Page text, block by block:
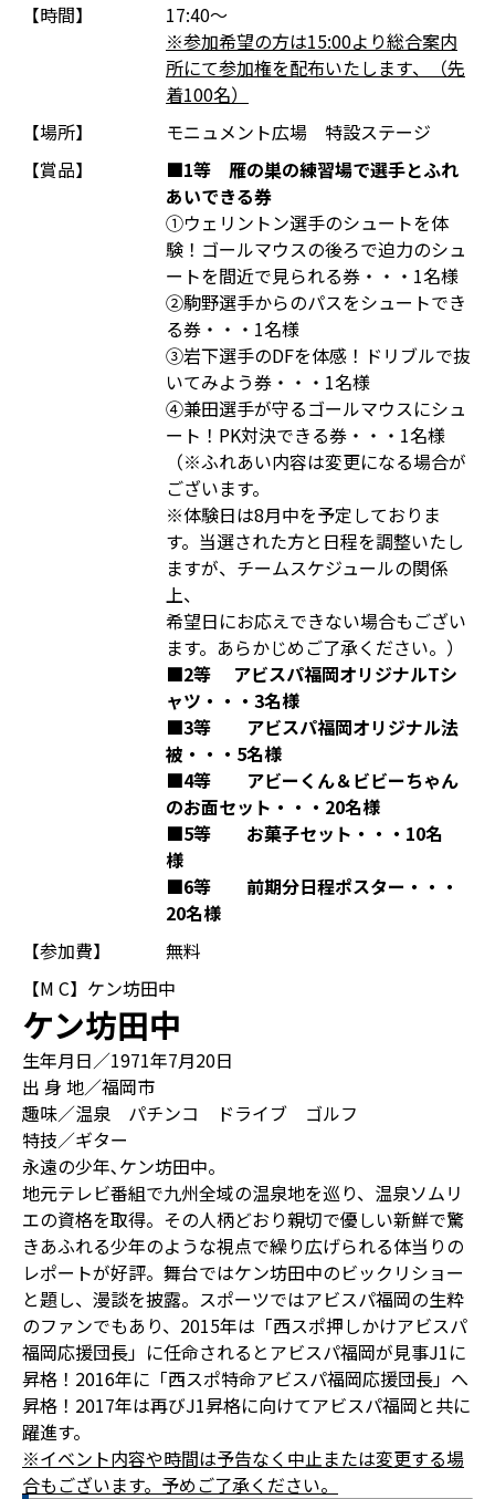
【時間】
17:40～
※参加希望の方は15:00より総合案内
所にて参加権を配布いたします、（先
着100名）
【場所】
モニュメント広場 特設ステージ
【賞品】
■1等 雁の巣の練習場で選手とふれ
あいできる券
①ウェリントン選手のシュートを体
験！ゴールマウスの後ろで迫力のシュ
ートを間近で見られる券・・・1名様
②駒野選手からのパスをシュートでき
る券・・・1名様
③岩下選手のDFを体感！ドリブルで抜
いてみよう券・・・1名様
④兼田選手が守るゴールマウスにシュ
ート！PK対決できる券・・・1名様
（※ふれあい内容は変更になる場合が
ございます。
※体験日は8月中を予定しておりま
す。当選された方と日程を調整いたし
ますが、チームスケジュールの関係
上、
希望日にお応えできない場合もござい
ます。あらかじめご了承ください。）
■2等 アビスパ福岡オリジナルTシ
ャツ・・・3名様
■3等 アビスパ福岡オリジナル法
被・・・5名様
■4等 アビーくん＆ビビーちゃん
のお面セット・・・20名様
■5等 お菓子セット・・・10名
様
■6等 前期分日程ポスター・・・
20名様
【参加費】
無料
【M C】ケン坊田中
ケン坊田中
生年月日／1971年7月20日
出 身 地／福岡市
趣味／温泉 パチンコ ドライブ ゴルフ
特技／ギター
永遠の少年､ケン坊田中。
地元テレビ番組で九州全域の温泉地を巡り、温泉ソムリ
エの資格を取得。その人柄どおり親切で優しい新鮮で驚
きあふれる少年のような視点で繰り広げられる体当りの
レポートが好評。舞台ではケン坊田中のビックリショー
と題し、漫談を披露。スポーツではアビスパ福岡の生粋
のファンでもあり、2015年は「西スポ押しかけアビスパ
福岡応援団長」に任命されるとアビスパ福岡が見事J1に
昇格！2016年に「西スポ特命アビスパ福岡応援団長」へ
昇格！2017年は再びJ1昇格に向けてアビスパ福岡と共に
躍進す。
※イベント内容や時間は予告なく中止または変更する場
合もございます。予めご了承ください。